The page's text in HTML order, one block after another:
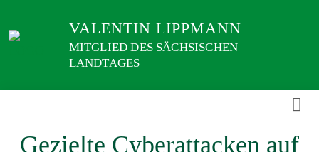
zum
VALENTIN LIPPMANN
MITGLIED DES SÄCHSISCHEN
LANDTAGES
Gezielte Cyberattacken auf